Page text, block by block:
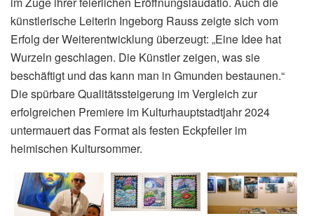
künstlerische Leiterin Ingeborg Rauss zeigte sich vom
Erfolg der Weiterentwicklung überzeugt: „Eine Idee hat
Wurzeln geschlagen. Die Künstler zeigen, was sie
beschäftigt und das kann man in Gmunden bestaunen.“
Die spürbare Qualitätssteigerung im Vergleich zur
erfolgreichen Premiere im Kulturhauptstadtjahr 2024
untermauert das Format als festen Eckpfeiler im
heimischen Kultursommer.